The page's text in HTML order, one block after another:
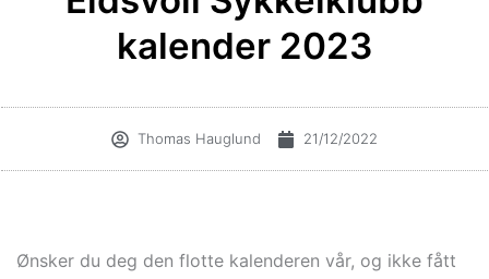
kalender 2023
Thomas Hauglund 21/12/2022
Ønsker du deg den flotte kalenderen vår, og ikke fått